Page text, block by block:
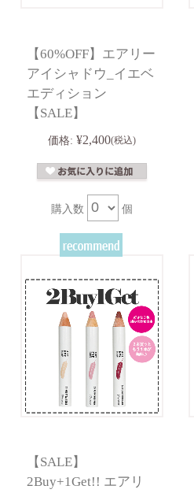
【60%OFF】エアリー
アイシャドウ_イエベ
エディション
【SALE】
価格: ¥2,400(税込)
購入数 個
【SALE】
2Buy+1Get!! エアリ